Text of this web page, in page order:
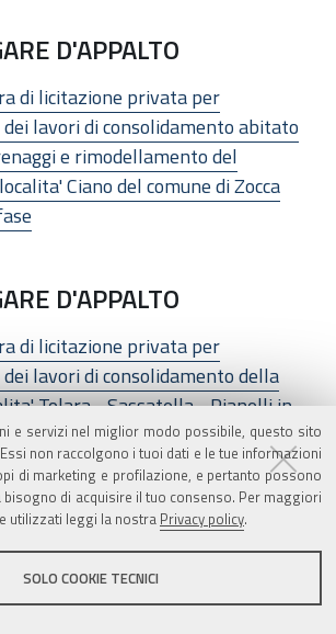
e servizi nel miglior modo possibile, questo sito
non raccolgono i tuoi dati e le tue informazioni
di marketing e profilazione, e pertanto possono
di acquisire il tuo consenso. Per maggiori
utilizzati leggi la nostra Privacy policy.
SOLO COOKIE TECNICI
D'APPALTO
di licitazione privata per
dei lavori di consolidamento abitato
e rimodellamento del
Ciano del comune di Zocca
D'APPALTO
di licitazione privata per
dei lavori di consolidamento della
Tolara - Sassatella - Pianelli in
(MO)
D'APPALTO